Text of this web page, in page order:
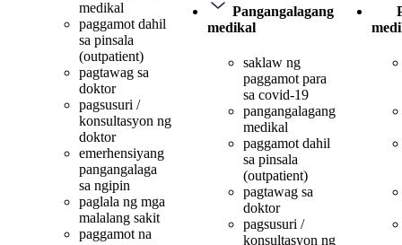
medikal
paggamot dahil
sa pinsala
(outpatient)
pagtawag sa
doktor
pagsusuri /
konsultasyon ng
doktor
emerhensiyang
pangangalaga
sa ngipin
paglala ng mga
malalang sakit
paggamot na
Pangangalagang
medikal
saklaw ng
paggamot para
sa covid-19
pangangalagang
medikal
paggamot dahil
sa pinsala
(outpatient)
pagtawag sa
doktor
pagsusuri /
konsultasyon ng